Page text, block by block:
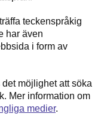
teckenspråkig
har även
i form av
det möjlighet att söka
Mer information om
medier.